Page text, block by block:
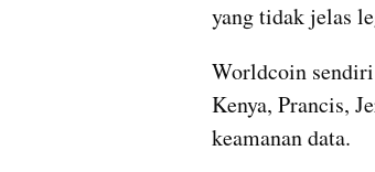
yang tidak jelas
Worldcoin
Kenya, Prancis,
keamanan data.